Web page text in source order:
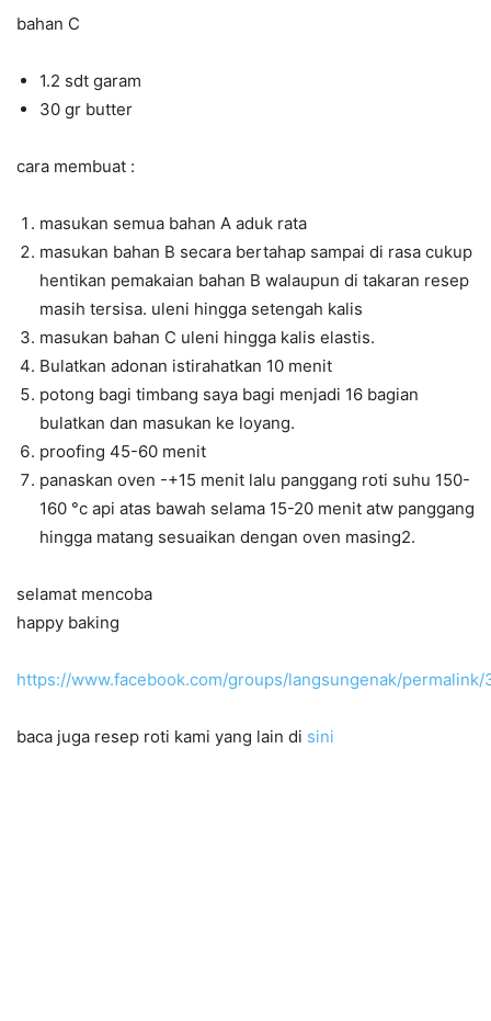
bahan C
1.2 sdt garam
30 gr butter
cara membuat :
masukan semua bahan A aduk rata
masukan bahan B secara bertahap sampai di rasa cukup
hentikan pemakaian bahan B walaupun di takaran resep
masih tersisa. uleni hingga setengah kalis
masukan bahan C uleni hingga kalis elastis.
Bulatkan adonan istirahatkan 10 menit
potong bagi timbang saya bagi menjadi 16 bagian
bulatkan dan masukan ke loyang.
proofing 45-60 menit
panaskan oven -+15 menit lalu panggang roti suhu 150-
160 °c api atas bawah selama 15-20 menit atw panggang
hingga matang sesuaikan dengan oven masing2.
selamat mencoba
happy baking
https://www.facebook.com/groups/langsungenak/
baca juga resep roti kami yang lain di sini